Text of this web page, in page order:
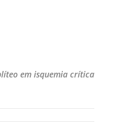
em isquemia crítica